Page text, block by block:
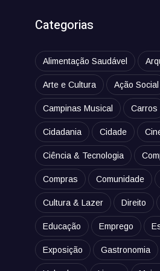
Categorias
Alimentação Saudável
Arte e Cultura Ação Social
Campinas Musical Carros
Cidadania Cidade
Ciência & Tecnologia
Compras Comunidade
Cultura & Lazer Direito
Educação Emprego
Exposição Gastronomia